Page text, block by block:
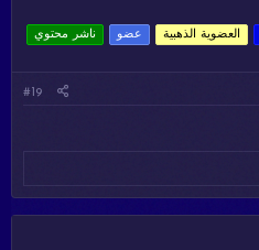
العضوية الذهبية عضو ناشر محتوي
#19